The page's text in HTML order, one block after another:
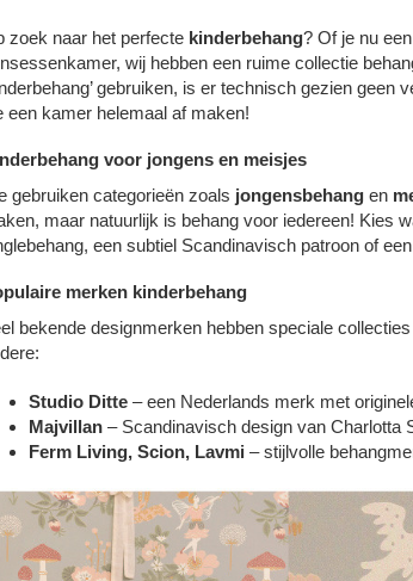
zoek naar het perfecte kinderbehang? Of je nu
wij hebben een ruime collectie
gebruiken, is er technisch gezien
een kamer helemaal af maken!
voor jongens en meisjes
gebruiken categorieën zoals jongensbehang en
maar natuurlijk is behang voor iedereen! Kies
een subtiel Scandinavisch patroon of
merken kinderbehang
bekende designmerken hebben speciale
Studio Ditte – een Nederlands merk met
Majvillan – Scandinavisch design van Charlotta
Ferm Living, Scion, Lavmi – stijlvolle